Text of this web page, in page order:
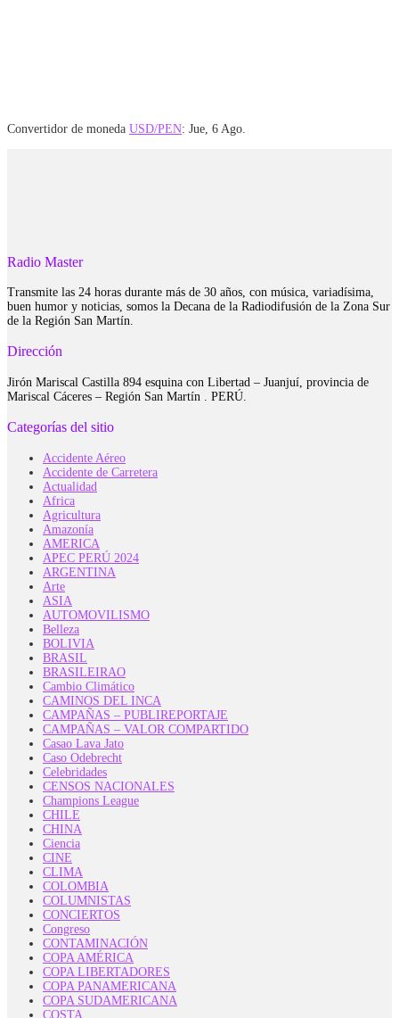
Convertidor de moneda USD/PEN: Jue, 6 Ago.
Radio Master
Transmite las 24 horas durante más de 30 años, con música, variadísima,
buen humor y noticias, somos la Decana de la Radiodifusión de la Zona Sur
de la Región San Martín.
Dirección
Jirón Mariscal Castilla 894 esquina con Libertad – Juanjuí, provincia de
Mariscal Cáceres – Región San Martín . PERÚ.
Categorías del sitio
Accidente Aéreo
Accidente de Carretera
Actualidad
Africa
Agricultura
Amazonía
AMERICA
APEC PERÚ 2024
ARGENTINA
Arte
ASIA
AUTOMOVILISMO
Belleza
BOLIVIA
BRASIL
BRASILEIRAO
Cambio Climático
CAMINOS DEL INCA
CAMPAÑAS – PUBLIREPORTAJE
CAMPAÑAS – VALOR COMPARTIDO
Casao Lava Jato
Caso Odebrecht
Celebridades
CENSOS NACIONALES
Champions League
CHILE
CHINA
Ciencia
CINE
CLIMA
COLOMBIA
COLUMNISTAS
CONCIERTOS
Congreso
CONTAMINACIÓN
COPA AMÉRICA
COPA LIBERTADORES
COPA PANAMERICANA
COPA SUDAMERICANA
COSTA